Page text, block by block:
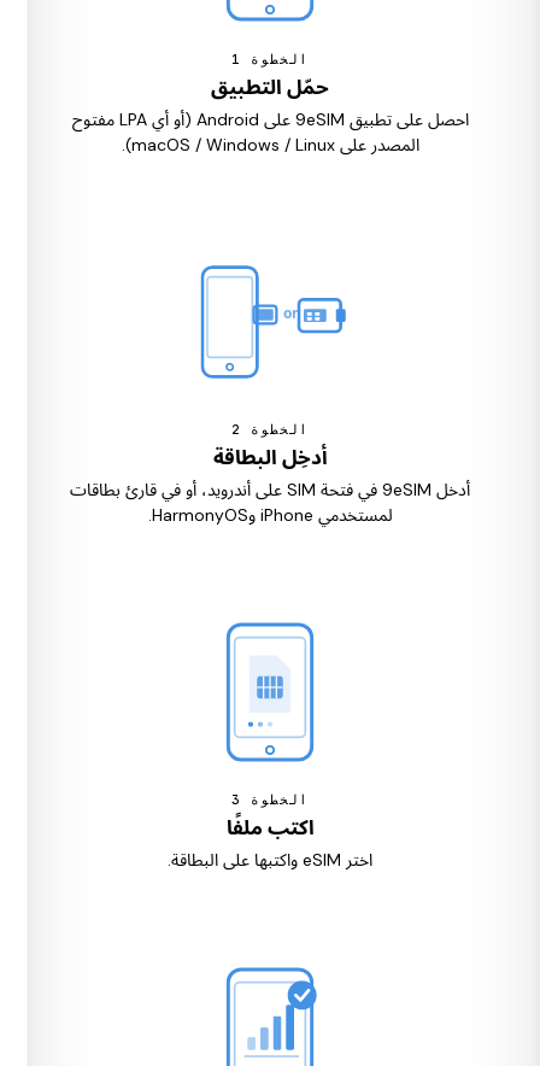
الخطوة 1
حمّل التطبيق
احصل على تطبيق 9eSIM على Android (أو أي LPA مفتوح
المصدر على macOS / Windows / Linux).
الخطوة 2
أدخِل البطاقة
أدخل 9eSIM في فتحة SIM على أندرويد، أو في قارئ بطاقات
لمستخدمي iPhone وHarmonyOS.
الخطوة 3
اكتب ملفًا
اختر eSIM واكتبها على البطاقة.